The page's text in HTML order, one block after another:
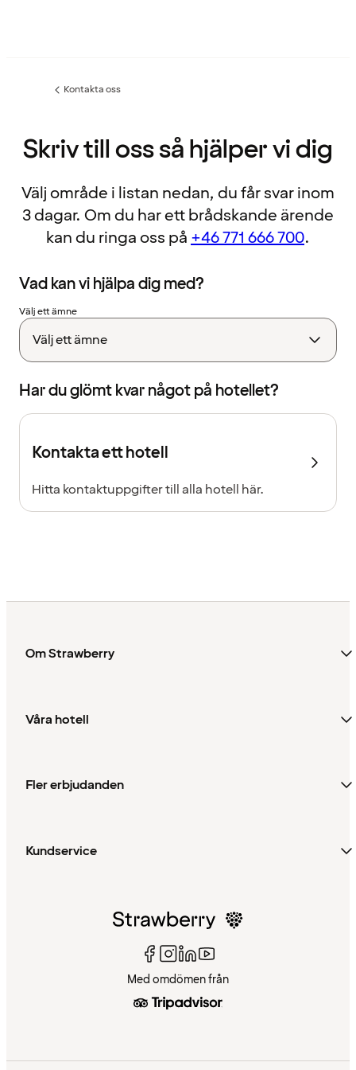
Föregående
Kontakta oss
Skriv till oss så hjälper vi dig
Välj område i listan nedan, du får svar inom
3 dagar. Om du har ett brådskande ärende
kan du ringa oss på+46 771 666 700.
Vad kan vi hjälpa dig med?
Välj ett ämne
Har du glömt kvar något på hotellet?
Kontakta ett hotell
Hitta kontaktuppgifter till alla hotell här.
Om Strawberry
Våra hotell
Fler erbjudanden
Kundservice
Med omdömen från